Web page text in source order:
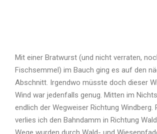
Mit einer Bratwurst (und nicht verraten,
Fischsemmel) im Bauch ging es auf den
Abschnitt. Irgendwo müsste doch dieser
Wind war jedenfalls genug. Mitten im
endlich der Wegweiser Richtung Windberg.
verlies ich den Bahndamm in Richtung